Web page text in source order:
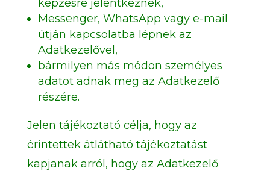
képzésre jelentkeznek,
Messenger, WhatsApp vagy e-mail
útján kapcsolatba lépnek az
Adatkezelővel,
bármilyen más módon személyes
adatot adnak meg az Adatkezelő
részére.
Jelen tájékoztató célja, hogy az
érintettek átlátható tájékoztatást
kapjanak arról, hogy az Adatkezelő